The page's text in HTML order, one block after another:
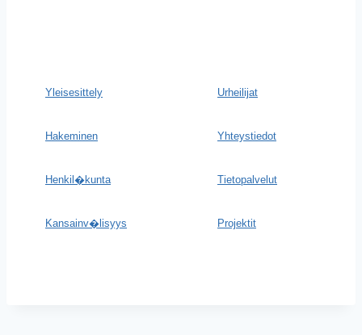
Yleisesittely Urheilijat
Hakeminen Yhteystiedot
Henkil�kunta Tietopalvelut
Kansainv�lisyys Projektit